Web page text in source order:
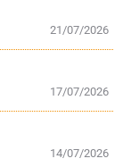
21/07/2026
17/07/2026
14/07/2026